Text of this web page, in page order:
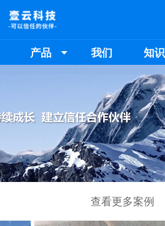
产品 我们 知
查看更多案例